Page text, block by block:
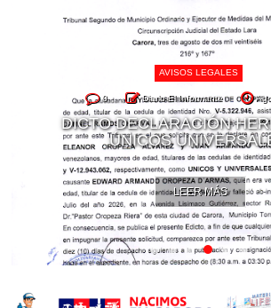
AVISOS LEGALES
0 Diario El Informante
DICTO DECLARACIÓN
ÚNICOS
LEER MÁS